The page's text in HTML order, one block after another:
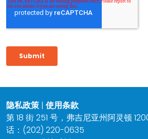
隐私政策 | 使用条款
第 18 街 251 号，弗吉尼亚州阿灵顿
话：(202) 220-0635